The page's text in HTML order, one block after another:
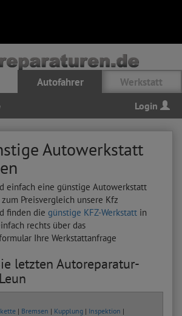
Autofahrer Werkstatt
Login
Autowerkstatt
einfach eine günstige Autowerkstatt
Preisvergleich unsere Kfz
finden die günstige KFZ-Werkstatt in
rechts über das
Ihre Werkstattanfrage
letzten Autoreparatur-
| Bremsen | Kupplung | Inspektion |